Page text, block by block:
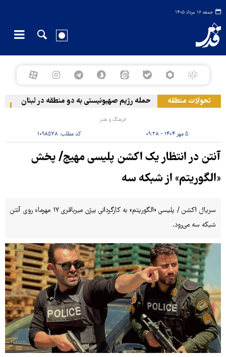
جمعه ۱۶ مرداد ۱۴۰۵
تحولات منطقه حمله رژیم صهیونیستی به دو منطقه در لبنان
فرهنگ و هنر
۵ مهر ۱۴۰۴ - ۰۹:۲۸ کد مطلب:۱۰۹۸۵۷۸
آنتن در انتظار یک اکشن پلیسی مهیج/ پخش
«الگوریتم» از شبکه سه
سریال اکشن / پلیسی «الگوریتم» به کارگردانی بیژن میرباقری ۱۷ مهرماه روی آنتن
شبکه سه می‌رود.